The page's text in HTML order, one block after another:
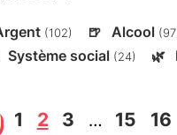
(102) 🍺 Alcool
Système social (24) 🌿
1 2 3 … 15 16